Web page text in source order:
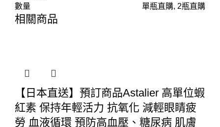
數量
單瓶直購, 2瓶直購
相關商品
【日本直送】預訂商品Astalier 高單位蝦
紅素 保持年輕活力 抗氧化 減輕眼睛疲
勞 血液循環 預防高血壓、糖尿病 肌膚